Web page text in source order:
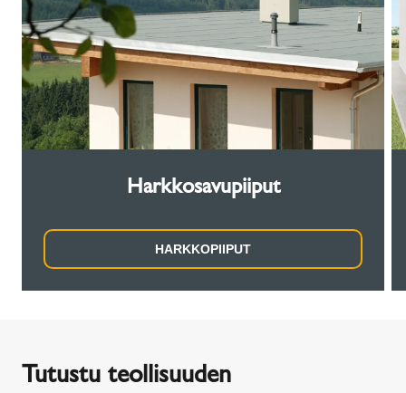
Harkkosavupiiput
HARKKOPIIPUT
Tutustu teollisuuden